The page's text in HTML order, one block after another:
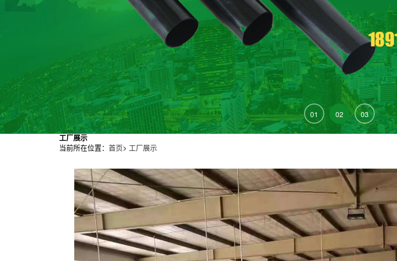
01 02 03
工厂展示
当前所在位置：首页> 工厂展示